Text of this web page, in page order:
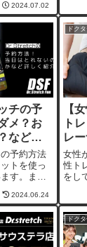
していま
2024.07.02
で
ご紹
チの予
メ？お
など詳
予約方法
トを使っ
す。また
ども調べて
2024.06.24
ドク
【
ト
レ
た
女性
性ト
をし
コ
を紹
も掲
ドク